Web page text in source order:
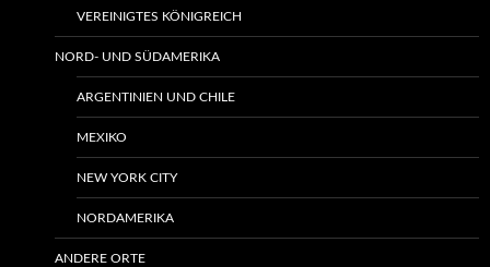
VEREINIGTES KÖNIGREICH
NORD- UND SÜDAMERIKA
ARGENTINIEN UND CHILE
MEXIKO
NEW YORK CITY
NORDAMERIKA
ANDERE ORTE